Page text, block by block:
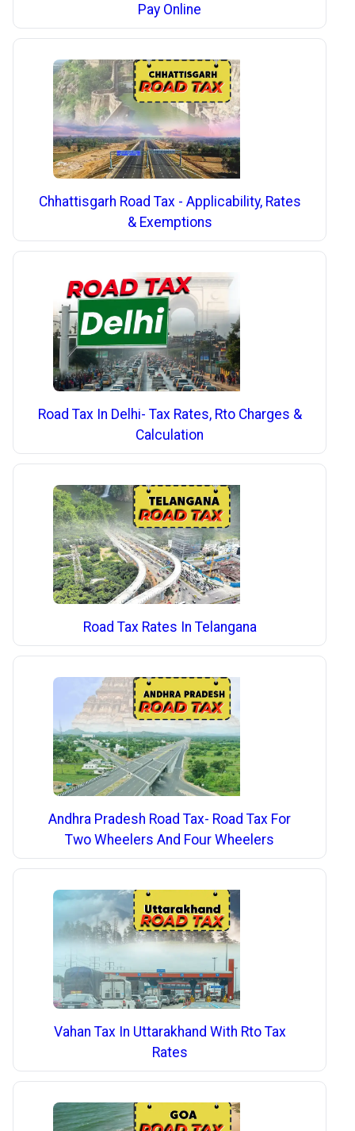
Pay Online
Chhattisgarh Road Tax - Applicability, Rates
& Exemptions
Road Tax In Delhi- Tax Rates, Rto Charges &
Calculation
Road Tax Rates In Telangana
Andhra Pradesh Road Tax- Road Tax For
Two Wheelers And Four Wheelers
Vahan Tax In Uttarakhand With Rto Tax
Rates